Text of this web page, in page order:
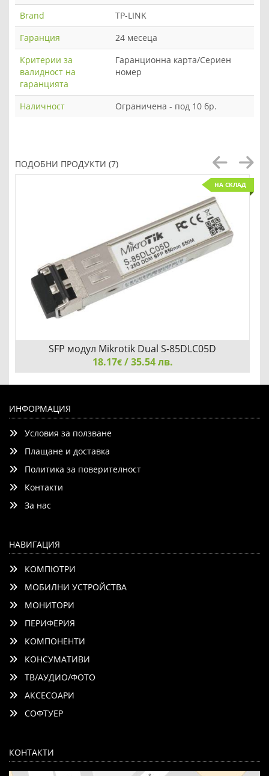
Brand
TP-LINK
Гаранция
24 месеца
Критерии за
валидност на
гаранцията
Гаранционна карта/Сериен
номер
Наличност Ограничена - под 10 бр.
ПОДОБНИ ПРОДУКТИ (7)
НА СКЛАД
SFP модул Mikrotik Dual S-85DLC05D
18.17€/ 35.54 лв.
ИНФОРМАЦИЯ
Условия за ползване
Плащане и доставка
Политика за поверителност
Контакти
За нас
НАВИГАЦИЯ
КОМПЮТРИ
МОБИЛНИ УСТРОЙСТВА
МОНИТОРИ
ПЕРИФЕРИЯ
КОМПОНЕНТИ
КОНСУМАТИВИ
ТВ/АУДИО/ФОТО
АКСЕСОАРИ
СОФТУЕР
КОНТАКТИ